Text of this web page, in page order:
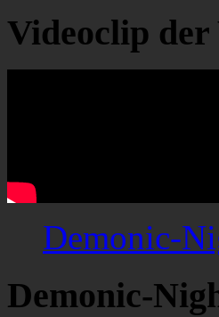
Videoclip der
Demonic-
Demonic-